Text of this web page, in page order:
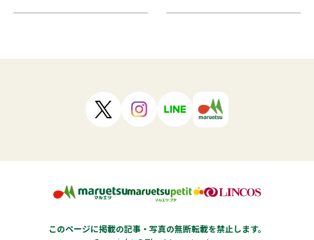
このページに掲載の記事・写真の無断転載を禁止します。